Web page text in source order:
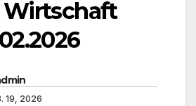
Wirtschaft
19, 2026